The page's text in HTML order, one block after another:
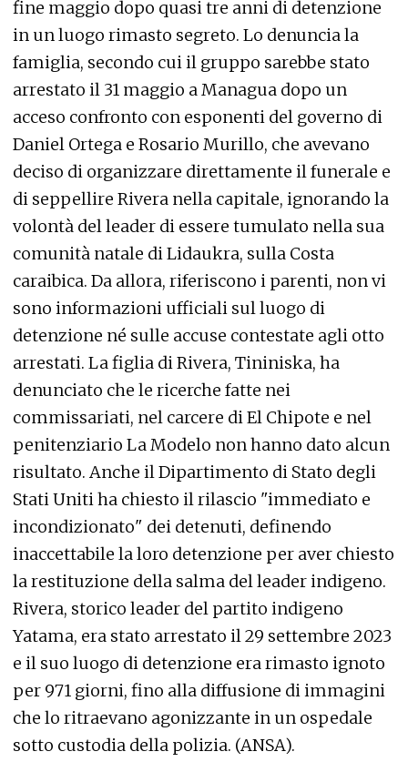
fine maggio dopo quasi tre anni di detenzione
in un luogo rimasto segreto. Lo denuncia la
famiglia, secondo cui il gruppo sarebbe stato
arrestato il 31 maggio a Managua dopo un
acceso confronto con esponenti del governo di
Daniel Ortega e Rosario Murillo, che avevano
deciso di organizzare direttamente il funerale e
di seppellire Rivera nella capitale, ignorando la
volontà del leader di essere tumulato nella sua
comunità natale di Lidaukra, sulla Costa
caraibica. Da allora, riferiscono i parenti, non vi
sono informazioni ufficiali sul luogo di
detenzione né sulle accuse contestate agli otto
arrestati. La figlia di Rivera, Tininiska, ha
denunciato che le ricerche fatte nei
commissariati, nel carcere di El Chipote e nel
penitenziario La Modelo non hanno dato alcun
risultato. Anche il Dipartimento di Stato degli
Stati Uniti ha chiesto il rilascio "immediato e
incondizionato" dei detenuti, definendo
inaccettabile la loro detenzione per aver chiesto
la restituzione della salma del leader indigeno.
Rivera, storico leader del partito indigeno
Yatama, era stato arrestato il 29 settembre 2023
e il suo luogo di detenzione era rimasto ignoto
per 971 giorni, fino alla diffusione di immagini
che lo ritraevano agonizzante in un ospedale
sotto custodia della polizia. (ANSA).